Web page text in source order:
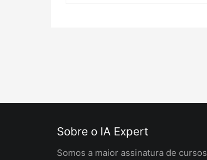
Sobre o IA Expert
Somos a maior assinatura de cursos